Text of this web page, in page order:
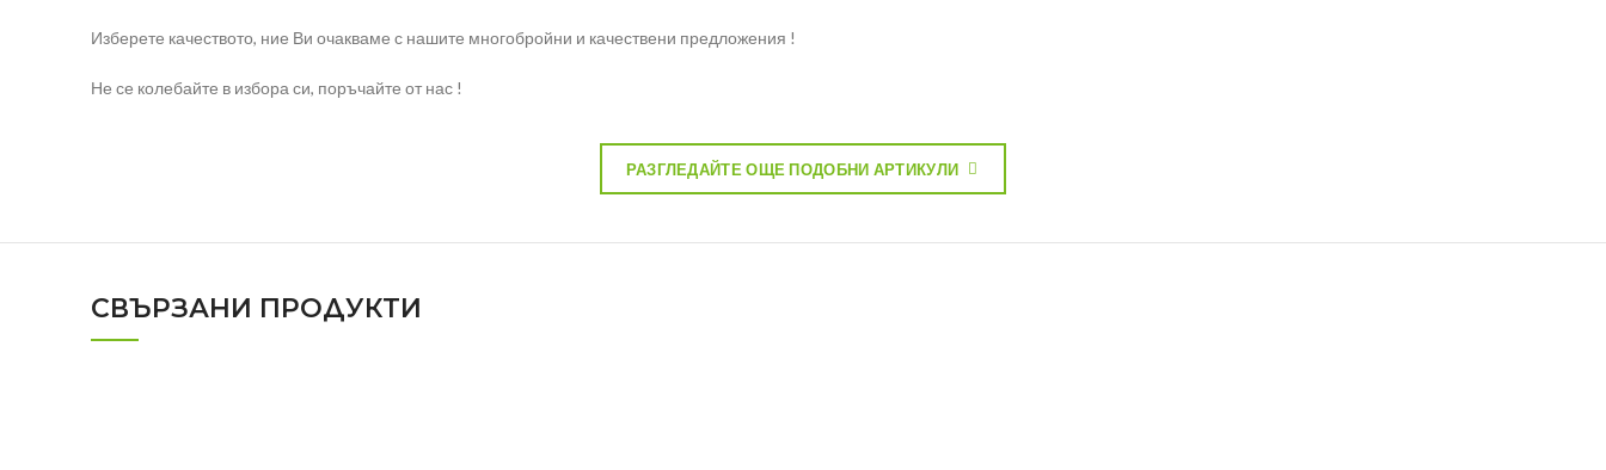
Изберете качеството, ние Ви очакваме с нашите многобройни и качествени предложения !
Не се колебайте в избора си, поръчайте от нас !
РАЗГЛЕДАЙТЕ ОЩЕ ПОДОБНИ АРТИКУЛИ
СВЪРЗАНИ ПРОДУКТИ